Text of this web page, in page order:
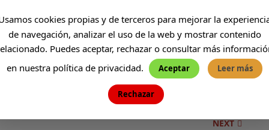
en Telegram
NEXT
cookies propias y de terceros para mejorar la
de navegación, analizar el uso de la web y mostrar contenido
Puedes aceptar, rechazar o consultar más
en nuestra política de privacidad.
Aceptar Leer más
Rechazar